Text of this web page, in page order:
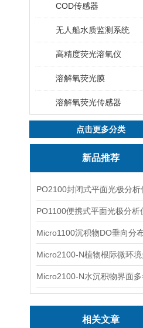
COD传感器
无人船水质监测系统
高精度荧光溶氧仪
溶解氧荧光膜
溶解氧荧光传感器
点击更多分类
新品推荐
相关文章